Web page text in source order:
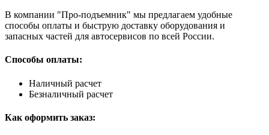
В компании "Про-подъемник" мы предлагаем удобные
способы оплаты и быструю доставку оборудования и
запасных частей для автосервисов по всей России.
Способы оплаты:
Наличный расчет
Безналичный расчет
Как оформить заказ: